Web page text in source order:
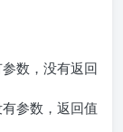
数，没有返回
参数，返回值